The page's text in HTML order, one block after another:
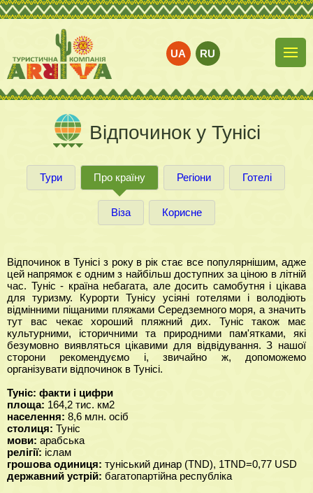
UA RU
Відпочинок у Тунісі
Тури Про країну Регіони Готелі
Віза Корисне
Відпочинок в Тунісі з року в рік стає все популярнішим, адже
цей напрямок є одним з найбільш доступних за ціною в літній
час. Туніс - країна небагата, але досить самобутня і цікава
для туризму. Курорти Тунісу усіяні готелями і володіють
відмінними піщаними пляжами Середземного моря, а значить
тут вас чекає хороший пляжний дих. Туніс також має
культурними, історичними та природними пам'ятками, які
безумовно виявляться цікавими для відвідування. З нашої
сторони рекомендуємо і, звичайно ж, допоможемо
організувати відпочинок в Тунісі.
Туніс: факти і цифри
площа: 164,2 тис. км2
населення: 8,6 млн. осіб
столиця: Туніс
мови: арабська
релігії: іслам
грошова одиниця: туніський динар (TND), 1TND=0,77 USD
державний устрій: багатопартійна республіка